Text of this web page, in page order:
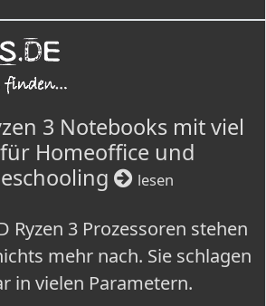
3 Notebooks mit viel
Homeoffice und
lesen
Ryzen 3 Prozessoren stehen
mehr nach. Sie schlagen
in vielen Parametern.